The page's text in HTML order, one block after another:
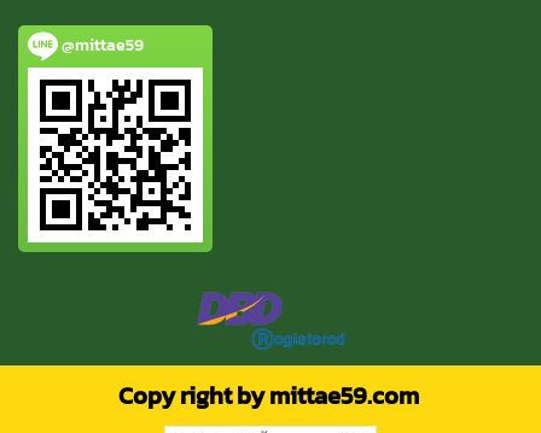
@mittae59
Copy right by mittae59.com